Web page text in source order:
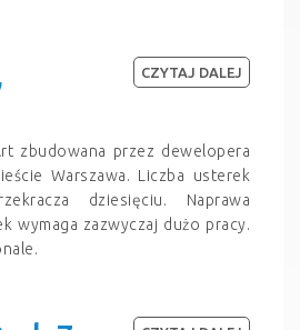
zbudowana przez dewelopera
Warszawa. Liczba usterek
dziesięciu. Naprawa
wymaga zazwyczaj dużo pracy.
CZYTAJ DALEJ